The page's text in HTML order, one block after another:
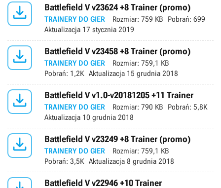
 Battlefield V v23624 +8 Trainer (promo)
TRAINERY DO GIER Rozmiar: 759 KB Pobrań: 699
Aktualizacja 17 stycznia 2019
 Battlefield V v23458 +8 Trainer (promo)
TRAINERY DO GIER Rozmiar: 759,1 KB
Pobrań: 1,2K Aktualizacja 15 grudnia 2018
 Battlefield V v1.0-v20181205 +11 Trainer
TRAINERY DO GIER Rozmiar: 790 KB Pobrań: 5,8K
Aktualizacja 10 grudnia 2018
 Battlefield V v23249 +8 Trainer (promo)
TRAINERY DO GIER Rozmiar: 759,1 KB
Pobrań: 3,5K Aktualizacja 8 grudnia 2018
Battlefield V v22946 +10 Trainer